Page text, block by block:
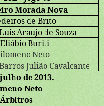
Morada Nova
de Brito
Araujo de Souza
Buriti
Neto
Julião Cavalcante
de 2013.
Neto